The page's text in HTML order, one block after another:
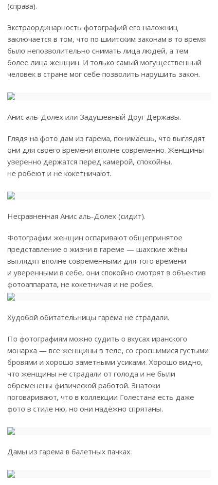
(справа).
Экстраординарность фотографий его наложниц
заключается в том, что по шиитским законам в то время
было непозволительно снимать лица людей, а тем
более лица женщин. И только самый могущественный
человек в стране мог себе позволить нарушить закон.
Анис аль-Долех или Задушевный Друг Державы.
Глядя на фото дам из гарема, понимаешь, что выглядят
они для своего времени вполне современно. Женщины
уверенно держатся перед камерой, спокойны,
не робеют и не кокетничают.
Несравненная Анис аль-Долех (сидит).
Фотографии женщин оспаривают общепринятое
представление о жизни в гареме — шахские жёны
выглядят вполне современными для того времени
и уверенными в себе, они спокойно смотрят в объектив
фотоаппарата, не кокетничая и не робея.
Худобой обитательницы гарема не страдали.
По фотографиям можно судить о вкусах иранского
монарха — все женщины в теле, со сросшимися густыми
бровями и хорошо заметными усиками. Хорошо видно,
что женщины не страдали от голода и не были
обременены физической работой. Знатоки
поговаривают, что в коллекции Голестана есть даже
фото в стиле ню, но они надёжно спрятаны.
Дамы из гарема в балетных пачках.